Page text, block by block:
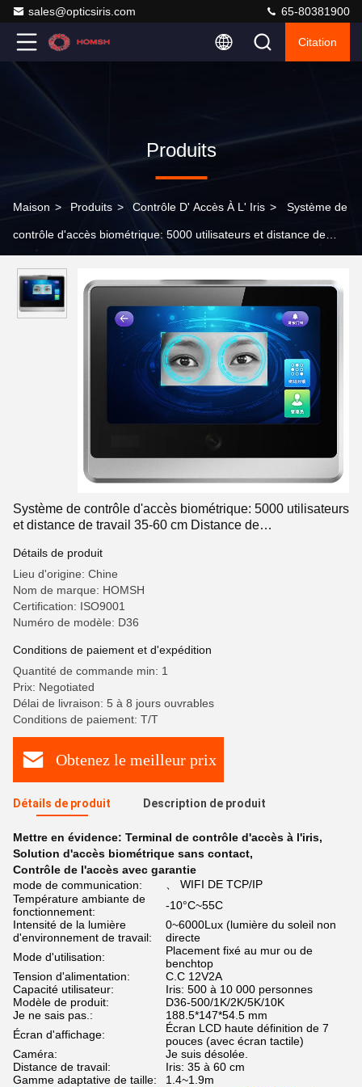
sales@opticsiris.com 65-80381900
Citation
Produits
Maison > Produits > Contrôle D' Accès À L' Iris > Système de
contrôle d'accès biométrique: 5000 utilisateurs et distance de
Système de contrôle d'accès biométrique: 5000 utilisateurs
et distance de travail 35-60 cm Distance de
Détails de produit
Lieu d'origine: Chine
Nom de marque: HOMSH
Certification: ISO9001
Numéro de modèle: D36
Conditions de paiement et d'expédition
Quantité de commande min: 1
Prix: Negotiated
Délai de livraison: 5 à 8 jours ouvrables
Conditions de paiement: T/T
Obtenez le meilleur prix
Détails de produit Description de produit
Mettre en évidence: Terminal de contrôle d'accès à l'iris,
Solution d'accès biométrique sans contact,
Contrôle de l'accès avec garantie
mode de communication:
、 WIFI DE TCP/IP
Température ambiante de
fonctionnement:
-10°C~55C
Intensité de la lumière
d'environnement de travail:
0~6000Lux (lumière du soleil non
directe
Mode d'utilisation:
Placement fixé au mur ou de
benchtop
Tension d'alimentation:
C.C 12V2A
Capacité utilisateur:
Iris: 500 à 10 000 personnes
Modèle de produit:
D36-500/1K/2K/5K/10K
Je ne sais pas.:
188.5*147*54.5 mm
Écran d'affichage:
Écran LCD haute définition de 7
pouces (avec écran tactile)
Caméra:
Je suis désolée.
Distance de travail:
Iris: 35 à 60 cm
Gamme adaptative de taille:
1.4~1.9m